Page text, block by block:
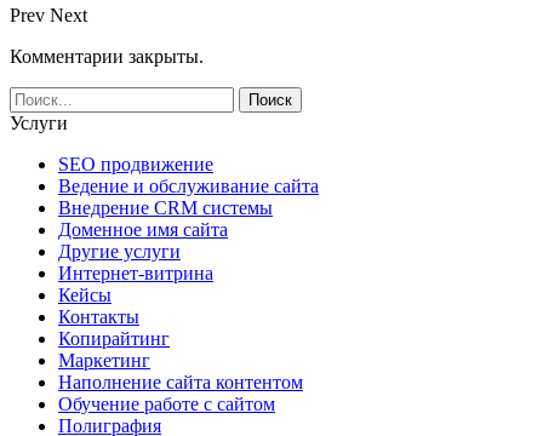
Prev Next
Комментарии закрыты.
Услуги
SEO продвижение
Ведение и обслуживание сайта
Внедрение CRM системы
Доменное имя сайта
Другие услуги
Интернет-витрина
Кейсы
Контакты
Копирайтинг
Маркетинг
Наполнение сайта контентом
Обучение работе с сайтом
Полиграфия